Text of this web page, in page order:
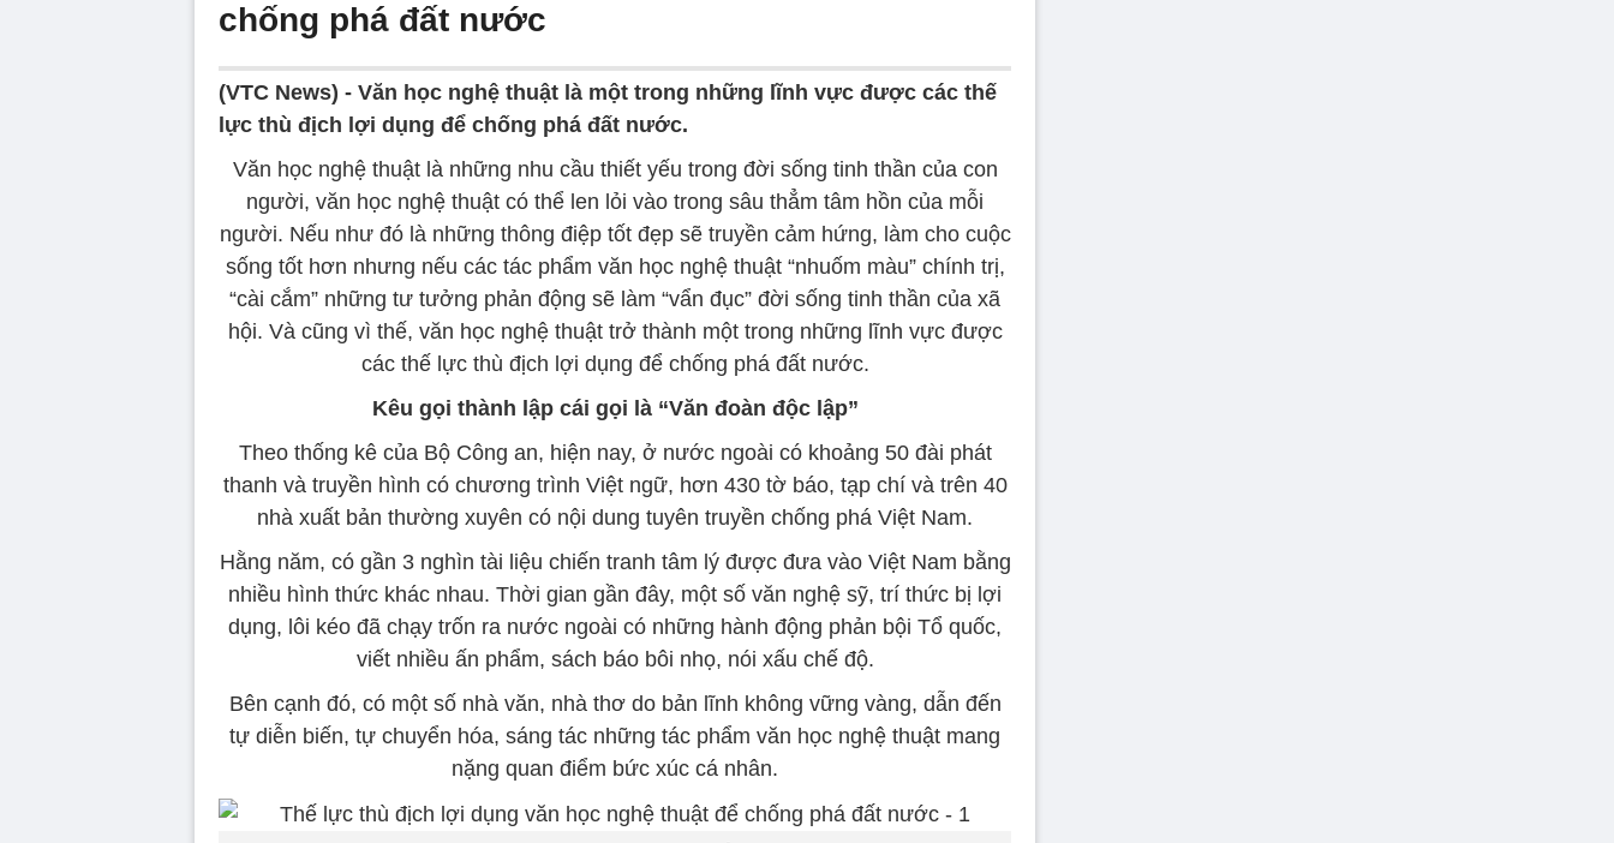
chống phá đất nước
(VTC News) - Văn học nghệ thuật là một trong những lĩnh vực được các thế
lực thù địch lợi dụng để chống phá đất nước.
Văn học nghệ thuật là những nhu cầu thiết yếu trong đời sống tinh thần của con
người, văn học nghệ thuật có thể len lỏi vào trong sâu thẳm tâm hồn của mỗi
người. Nếu như đó là những thông điệp tốt đẹp sẽ truyền cảm hứng, làm cho cuộc
sống tốt hơn nhưng nếu các tác phẩm văn học nghệ thuật “nhuốm màu” chính trị,
“cài cắm” những tư tưởng phản động sẽ làm “vẩn đục” đời sống tinh thần của xã
hội. Và cũng vì thế, văn học nghệ thuật trở thành một trong những lĩnh vực được
các thế lực thù địch lợi dụng để chống phá đất nước.
Kêu gọi thành lập cái gọi là “Văn đoàn độc lập”
Theo thống kê của Bộ Công an, hiện nay, ở nước ngoài có khoảng 50 đài phát
thanh và truyền hình có chương trình Việt ngữ, hơn 430 tờ báo, tạp chí và trên 40
nhà xuất bản thường xuyên có nội dung tuyên truyền chống phá Việt Nam.
Hằng năm, có gần 3 nghìn tài liệu chiến tranh tâm lý được đưa vào Việt Nam bằng
nhiều hình thức khác nhau. Thời gian gần đây, một số văn nghệ sỹ, trí thức bị lợi
dụng, lôi kéo đã chạy trốn ra nước ngoài có những hành động phản bội Tổ quốc,
viết nhiều ấn phẩm, sách báo bôi nhọ, nói xấu chế độ.
Bên cạnh đó, có một số nhà văn, nhà thơ do bản lĩnh không vững vàng, dẫn đến
tự diễn biến, tự chuyển hóa, sáng tác những tác phẩm văn học nghệ thuật mang
nặng quan điểm bức xúc cá nhân.